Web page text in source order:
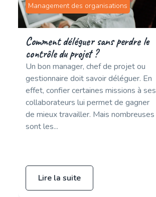
Management des organisations
Comment déléguer sans perdre le
contrôle du projet ?
Un bon manager, chef de projet ou
gestionnaire doit savoir déléguer. En
effet, confier certaines missions à ses
collaborateurs lui permet de gagner
de mieux travailler. Mais nombreuses
sont les...
Lire la suite